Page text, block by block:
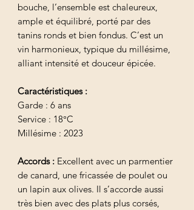
bouche, l’ensemble est chaleureux,
ample et équilibré, porté par des
tanins ronds et bien fondus. C’est un
vin harmonieux, typique du millésime,
alliant intensité et douceur épicée.
Caractéristiques :
Garde : 6 ans
Service : 18°C
Millésime : 2023
Accords : Excellent avec un parmentier
de canard, une fricassée de poulet ou
un lapin aux olives. Il s’accorde aussi
très bien avec des plats plus corsés,